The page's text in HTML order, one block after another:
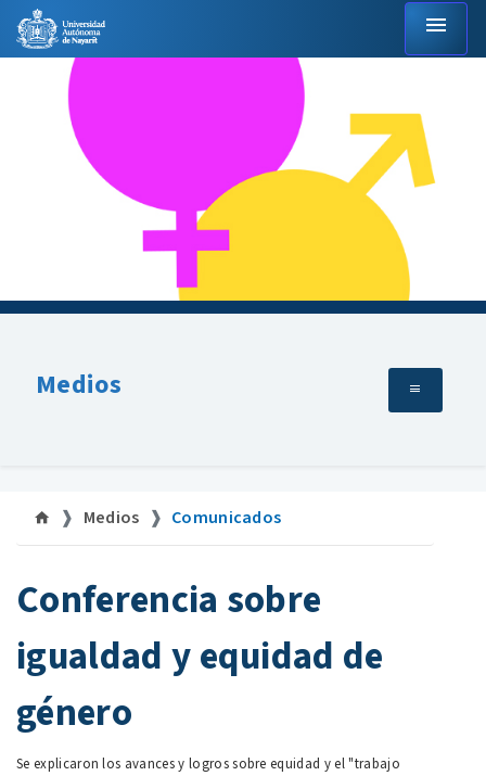
menu
Medios
Medios Comunicados
Conferencia sobre
igualdad y equidad de
género
Se explicaron los avances y logros sobre equidad y el "trabajo